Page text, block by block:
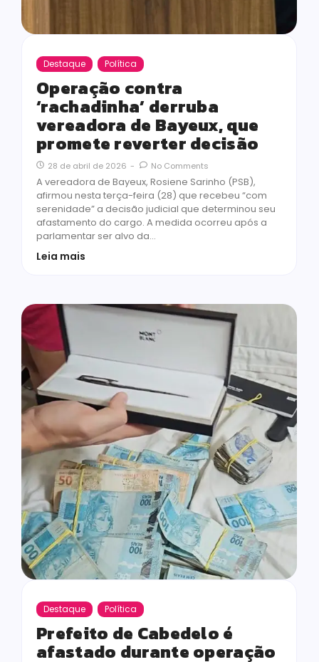
Destaque Política
Operação contra
‘rachadinha’ derruba
vereadora de Bayeux, que
promete reverter decisão
28 de abril de 2026 - No Comments
A vereadora de Bayeux, Rosiene Sarinho (PSB),
afirmou nesta terça-feira (28) que recebeu “com
serenidade” a decisão judicial que determinou seu
afastamento do cargo. A medida ocorreu após a
parlamentar ser alvo da…
Leia mais
Destaque Política
Prefeito de Cabedelo é
afastado durante operação